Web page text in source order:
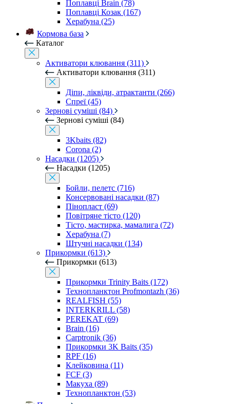
Поплавці Brain (78)
Поплавці Козак (167)
Херабуна (25)
Кормова база
Каталог
Активатори клювання (311)
Активатори клювання (311)
Діпи, ліквіди, атрактанти (266)
Спреї (45)
Зернові суміші (84)
Зернові суміші (84)
3Kbaits (82)
Corona (2)
Насадки (1205)
Насадки (1205)
Бойли, пелетс (716)
Консервовані насадки (87)
Пінопласт (69)
Повітряне тісто (120)
Тісто, мастирка, мамалига (72)
Херабуна (7)
Штучні насадки (134)
Прикормки (613)
Прикормки (613)
Прикормки Trinity Baits (172)
Технопланктон Profmontazh (36)
REALFISH (55)
INTERKRILL (58)
PEREKAT (69)
Brain (16)
Carptronik (36)
Прикормки 3K Baits (35)
RPF (16)
Клейковина (11)
FCF (3)
Макуха (89)
Технопланктон (53)